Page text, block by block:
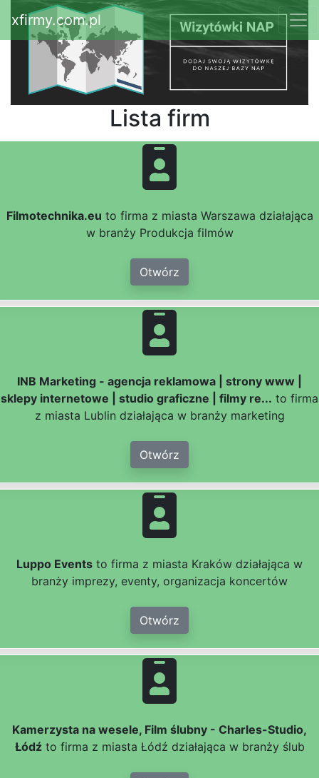
xfirmy.com.pl
Lista firm
Filmotechnika.eu to firma z miasta Warszawa działająca
w branży Produkcja filmów
Otwórz
INB Marketing - agencja reklamowa | strony www |
sklepy internetowe | studio graficzne | filmy re... to firma
z miasta Lublin działająca w branży marketing
Otwórz
Luppo Events to firma z miasta Kraków działająca w
branży imprezy, eventy, organizacja koncertów
Otwórz
Kamerzysta na wesele, Film ślubny - Charles-Studio,
Łódźto firma z miasta Łódź działająca w branży ślub